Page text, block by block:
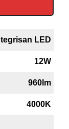
LED
12W
960lm
4000K